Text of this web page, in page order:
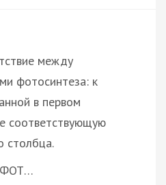
между
фотосинтеза: к
в первом
соответствующую
столбца.